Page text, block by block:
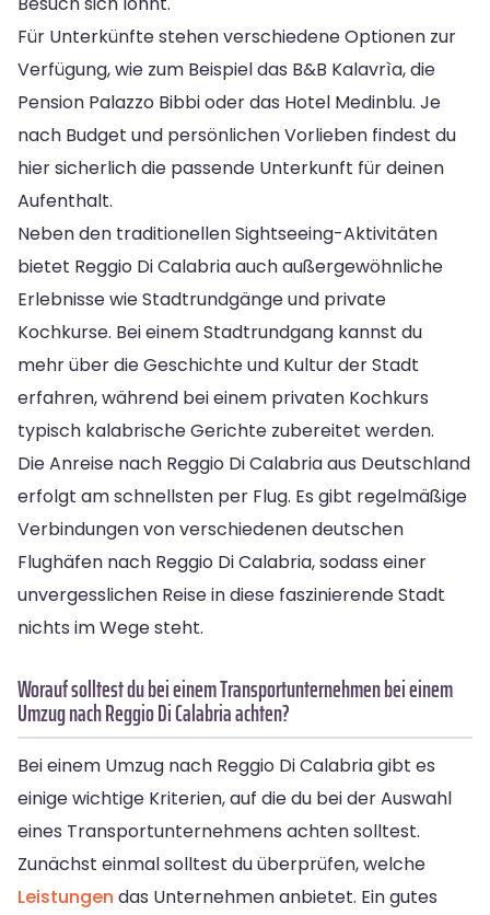
Für Unterkünfte stehen verschiedene Optionen zur
Verfügung, wie zum Beispiel das B&B Kalavrìa, die
Pension Palazzo Bibbi oder das Hotel Medinblu. Je
nach Budget und persönlichen Vorlieben findest du
hier sicherlich die passende Unterkunft für deinen
Aufenthalt.
Neben den traditionellen Sightseeing-Aktivitäten
bietet Reggio Di Calabria auch außergewöhnliche
Erlebnisse wie Stadtrundgänge und private
Kochkurse. Bei einem Stadtrundgang kannst du
mehr über die Geschichte und Kultur der Stadt
erfahren, während bei einem privaten Kochkurs
typisch kalabrische Gerichte zubereitet werden.
Die Anreise nach Reggio Di Calabria aus Deutschland
erfolgt am schnellsten per Flug. Es gibt regelmäßige
Verbindungen von verschiedenen deutschen
Flughäfen nach Reggio Di Calabria, sodass einer
unvergesslichen Reise in diese faszinierende Stadt
nichts im Wege steht.
Worauf solltest du bei einem Transportunternehmen bei einem
Umzug nach Reggio Di Calabria achten?
Bei einem Umzug nach Reggio Di Calabria gibt es
einige wichtige Kriterien, auf die du bei der Auswahl
eines Transportunternehmens achten solltest.
Zunächst einmal solltest du überprüfen, welche
Leistungen das Unternehmen anbietet. Ein gutes